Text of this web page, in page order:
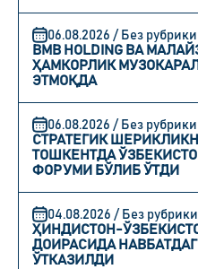
06.08.2026 / Без рубрики
BMB HOLDING ВА
ҲАМКОРЛИК
ЭТМОҚДА
06.08.2026 / Без рубрики
СТРАТЕГИК
ТОШКЕНТДА
ФОРУМИ БЎЛИБ ЎТДИ
04.08.2026 / Без рубрики
ҲИНДИСТОН-
ДОИРАСИДА
ЎТКАЗИЛДИ